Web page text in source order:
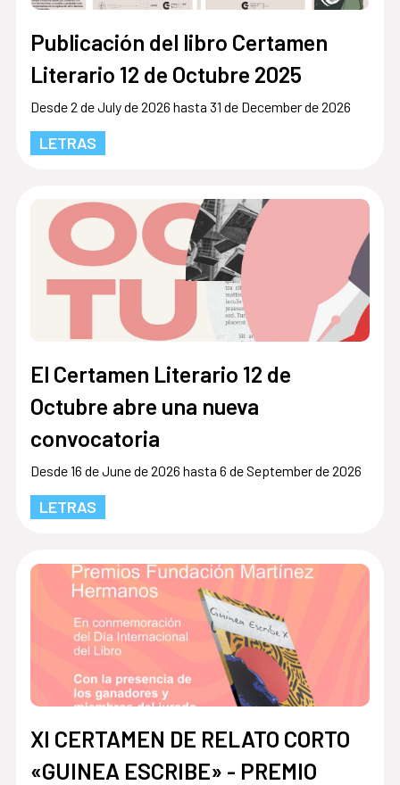
Publicación del libro Certamen
Literario 12 de Octubre 2025
Desde 2 de July de 2026 hasta 31 de December de 2026
LETRAS
El Certamen Literario 12 de
Octubre abre una nueva
convocatoria
Desde 16 de June de 2026 hasta 6 de September de 2026
LETRAS
XI CERTAMEN DE RELATO CORTO
«GUINEA ESCRIBE» - PREMIO